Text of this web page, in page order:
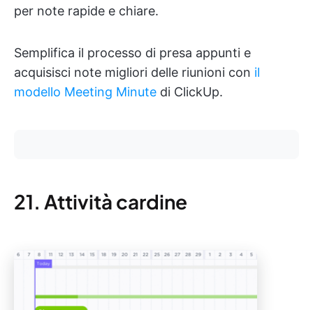
per note rapide e chiare.
Semplifica il processo di presa appunti e
acquisisci note migliori delle riunioni con il
modello Meeting Minute di ClickUp.
21. Attività cardine